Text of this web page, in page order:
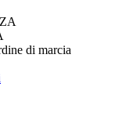
di marcia